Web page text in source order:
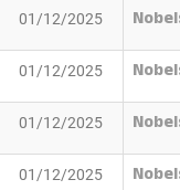
01/12/2025
01/12/2025
01/12/2025
01/12/2025